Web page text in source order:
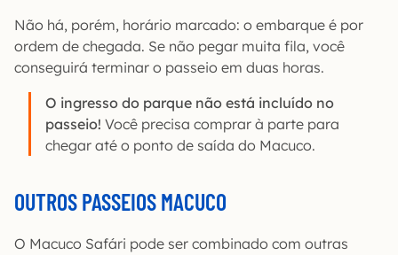
Não há, porém, horário marcado: o embarque é por
ordem de chegada. Se não pegar muita fila, você
conseguirá terminar o passeio em duas horas.
O ingresso do parque não está incluído no
passeio! Você precisa comprar à parte para
chegar até o ponto de saída do Macuco.
OUTROS PASSEIOS MACUCO
O Macuco Safári pode ser combinado com outras